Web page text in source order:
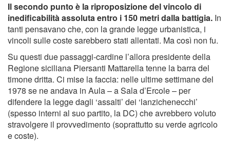
Il secondo punto è la riproposizione del vincolo di
inedificabilità assoluta entro i 150 metri dalla battigia. In
tanti pensavano che, con la grande legge urbanistica, i
vincoli sulle coste sarebbero stati allentati. Ma così non fu.
Su questi due passaggi-cardine l’allora presidente della
Regione siciliana Piersanti Mattarella tenne la barra del
timone dritta. Ci mise la faccia: nelle ultime settimane del
1978 se ne andava in Aula – a Sala d’Ercole – per
difendere la legge dagli ‘assalti’ dei ‘lanzichenecchi’
(spesso interni al suo partito, la DC) che avrebbero voluto
stravolgere il provvedimento (soprattutto su verde agricolo
e coste).